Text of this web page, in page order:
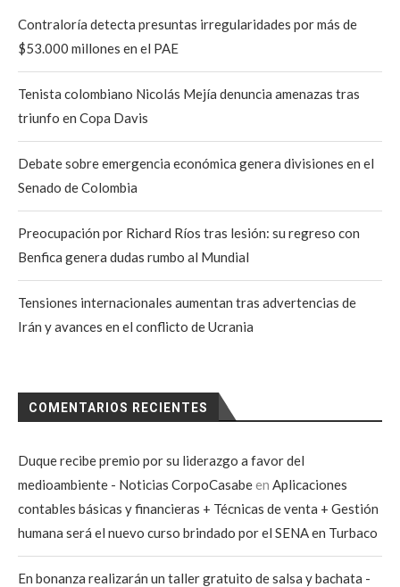
Contraloría detecta presuntas irregularidades por más de
$53.000 millones en el PAE
Tenista colombiano Nicolás Mejía denuncia amenazas tras
triunfo en Copa Davis
Debate sobre emergencia económica genera divisiones en el
Senado de Colombia
Preocupación por Richard Ríos tras lesión: su regreso con
Benfica genera dudas rumbo al Mundial
Tensiones internacionales aumentan tras advertencias de
Irán y avances en el conflicto de Ucrania
COMENTARIOS RECIENTES
Duque recibe premio por su liderazgo a favor del
medioambiente - Noticias CorpoCasabeen Aplicaciones
contables básicas y financieras + Técnicas de venta + Gestión
humana será el nuevo curso brindado por el SENA en Turbaco
En bonanza realizarán un taller gratuito de salsa y bachata -